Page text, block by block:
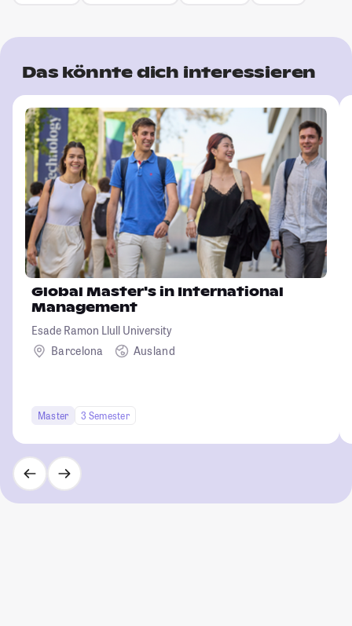
Das könnte dich interessieren
Global Master's in International
Management
Esade Ramon Llull University
Barcelona
Ausland
Master 3 Semester